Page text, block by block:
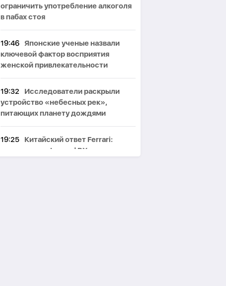
ограничить употребление алкоголя
в пабах стоя
19:46 Японские ученые назвали
ключевой фактор восприятия
женской привлекательности
19:32
Исследователи раскрыли
устройство «небесных рек»,
питающих планету дождями
19:25
Китайский ответ Ferrari:
представлен Luxeed RX